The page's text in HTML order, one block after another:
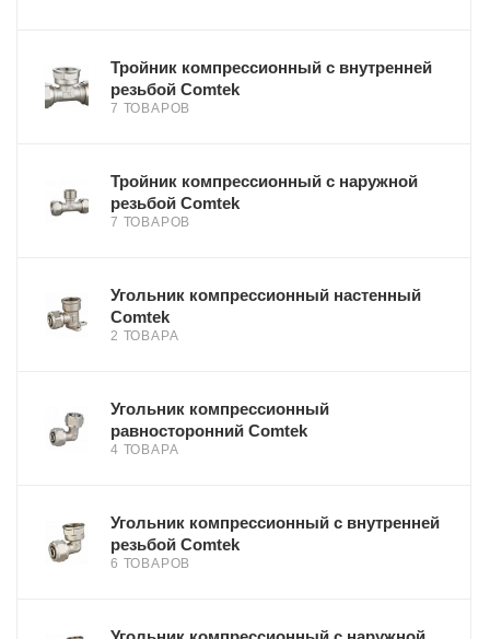
Тройник компрессионный с внутренней
резьбой Comtek
7 ТОВАРОВ
Тройник компрессионный с наружной
резьбой Comtek
7 ТОВАРОВ
Угольник компрессионный настенный
Comtek
2 ТОВАРА
Угольник компрессионный
равносторонний Comtek
4 ТОВАРА
Угольник компрессионный с внутренней
резьбой Comtek
6 ТОВАРОВ